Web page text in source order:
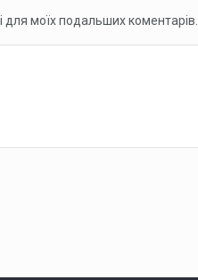
для моїх подальших коментарів.